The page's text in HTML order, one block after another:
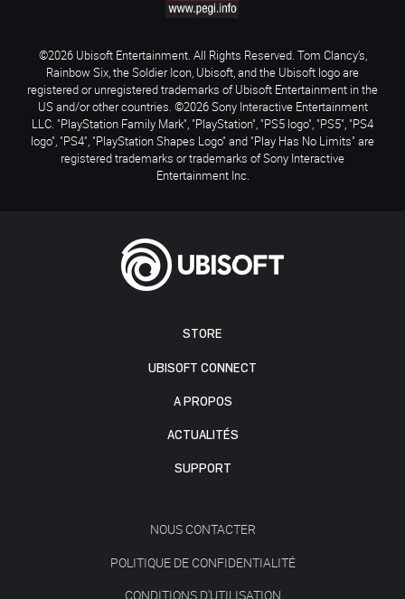
STORE
UBISOFT CONNECT
A PROPOS
ACTUALITÉS
SUPPORT
NOUS CONTACTER
POLITIQUE DE CONFIDENTIALITÉ
CONDITIONS D'UTILISATION
©2026 Ubisoft Entertainment. All Rights Reserved. Tom Clancy’s,
Rainbow Six, the Soldier Icon, Ubisoft, and the Ubisoft logo are
registered or unregistered trademarks of Ubisoft Entertainment in the
US and/or other countries. ©2026 Sony Interactive Entertainment
LLC. "PlayStation Family Mark", "PlayStation", "PS5 logo", "PS5", "PS4
logo", "PS4", "PlayStation Shapes Logo" and "Play Has No Limits" are
registered trademarks or trademarks of Sony Interactive
Entertainment Inc.